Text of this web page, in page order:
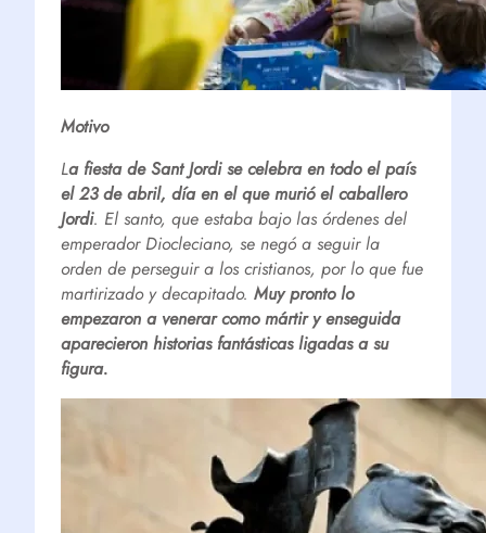
Motivo
La fiesta de Sant Jordi se celebra en todo el país
el 23 de abril, día en el que murió el caballero
Jordi. El santo, que estaba bajo las órdenes del
emperador Diocleciano, se negó a seguir la
orden de perseguir a los cristianos, por lo que fue
martirizado y decapitado. Muy pronto lo
empezaron a venerar como mártir y enseguida
aparecieron historias fantásticas ligadas a su
figura.